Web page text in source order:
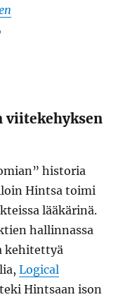
,
viitekehyksen
historia
Hintsa toimi
lääkärinä.
hallinnassa
kehitettyä
Logical
Hintsaan ison